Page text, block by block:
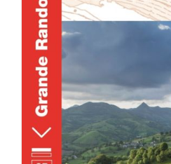
ACHETER LE PRODUIT